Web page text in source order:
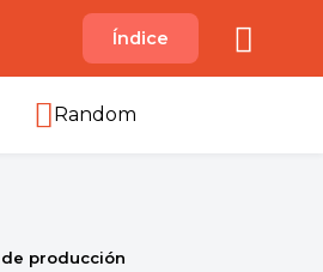
B C
Índice
Random
producción